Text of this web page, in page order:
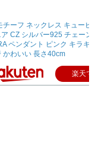
チーフ ネックレス キュービ
ア CZ シルバー925 チェーン
ペンダント ピンク キラキ
かわいい 長さ40cm
楽天で